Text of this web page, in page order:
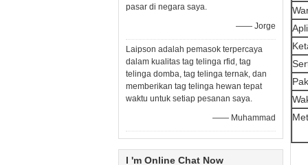
pasar di negara saya.
—— Jorge
Laipson adalah pemasok terpercaya
dalam kualitas tag telinga rfid, tag
telinga domba, tag telinga ternak, dan
memberikan tag telinga hewan tepat
waktu untuk setiap pesanan saya.
—— Muhammad
I 'm Online Chat Now